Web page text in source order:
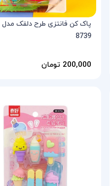
8739
200,000 تومان